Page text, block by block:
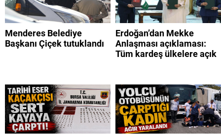
Menderes Belediye
Başkanı Çiçek tutuklandı
Erdoğan’dan Mekke
Anlaşması açıklaması:
Tüm kardeş ülkelere açık